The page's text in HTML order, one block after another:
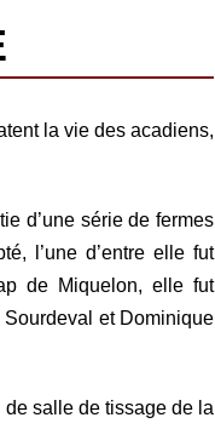
la vie des acadiens,
d’une série de fermes
l’une d’entre elle fut
de Miquelon, elle fut
et Dominique
salle de tissage de la